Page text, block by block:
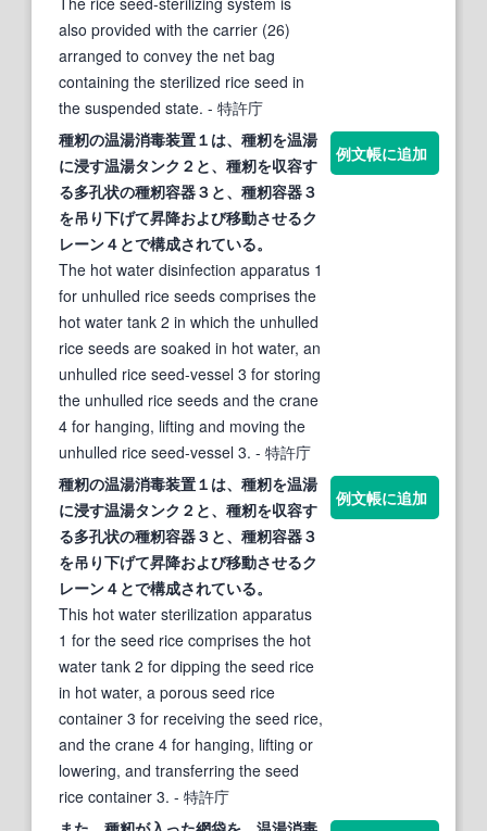
also provided with the carrier (26)
arranged to convey the net bag
containing the sterilized rice seed in
the suspended state. - 特許庁
種籾の温湯消毒装置１は、種籾を温湯
に浸す温湯タンク２と、種籾を収容す
る多孔状の種籾容器３と、種籾容器３
を吊り下げて昇降および移動させるク
レーン４とで構成されている。
The hot water disinfection apparatus 1
for unhulled rice seeds comprises the
hot water tank 2 in which the unhulled
rice seeds are soaked in hot water, an
unhulled rice seed-vessel 3 for storing
the unhulled rice seeds and the crane
4 for hanging, lifting and moving the
unhulled rice seed-vessel 3. - 特許庁
例文帳に追加
種籾の温湯消毒装置１は、種籾を温湯
に浸す温湯タンク２と、種籾を収容す
る多孔状の種籾容器３と、種籾容器３
を吊り下げて昇降および移動させるク
レーン４とで構成されている。
This hot water sterilization apparatus
1 for the seed rice comprises the hot
water tank 2 for dipping the seed rice
in hot water, a porous seed rice
container 3 for receiving the seed rice,
and the crane 4 for hanging, lifting or
lowering, and transferring the seed
rice container 3. - 特許庁
例文帳に追加